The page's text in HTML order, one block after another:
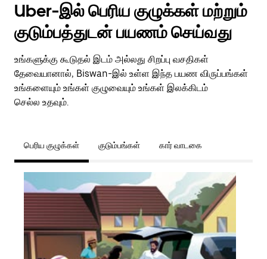
Uber-இல் பெரிய குழுக்கள் மற்றும்
குடும்பத்துடன் பயணம் செய்வது
உங்களுக்கு கூடுதல் இடம் அல்லது சிறப்பு வசதிகள்
தேவையானால், Biswan-இல் உள்ள இந்த பயண விருப்பங்கள்
உங்களையும் உங்கள் குழுவையும் உங்கள் இலக்கிடம்
செல்ல உதவும்.
பெரிய குழுக்கள் குடும்பங்கள் கார் வாடகை